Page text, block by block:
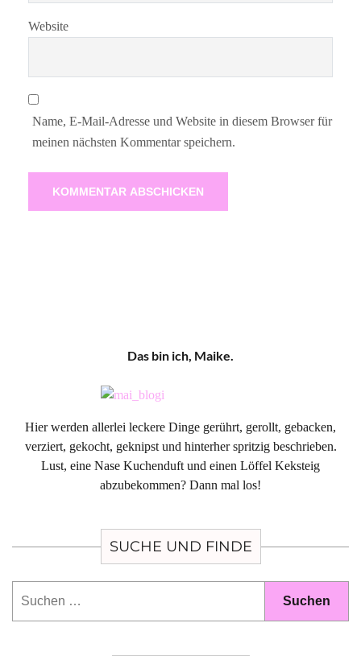
Website
Name, E-Mail-Adresse und Website in diesem Browser für
meinen nächsten Kommentar speichern.
Das bin ich, Maike.
Hier werden allerlei leckere Dinge gerührt, gerollt, gebacken,
verziert, gekocht, geknipst und hinterher spritzig beschrieben.
Lust, eine Nase Kuchenduft und einen Löffel Keksteig
abzubekommen? Dann mal los!
SUCHE UND FINDE